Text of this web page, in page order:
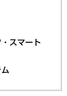
スマート